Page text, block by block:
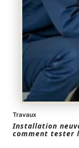
Travaux
Installation
comment tester